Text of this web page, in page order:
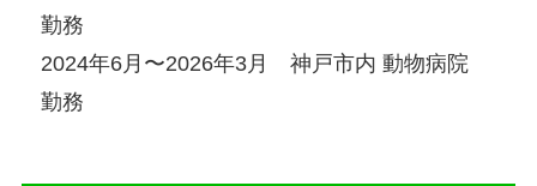
勤務
2024年6月〜2026年3月 神戸市内 動物病院
勤務